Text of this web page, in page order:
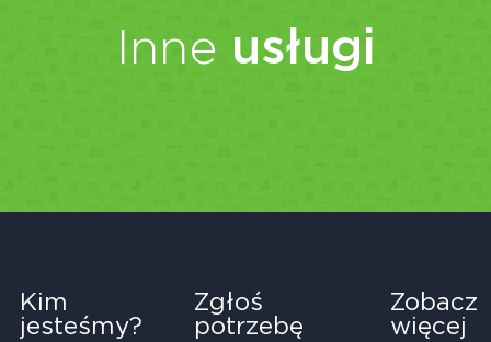
Inne usługi
Kim
jesteśmy?
Zgłoś
potrzebę
Zobacz
więcej